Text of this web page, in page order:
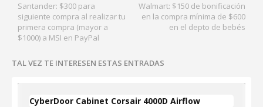
Walmart: $150 de bonificación
en la compra mínima de $600
en el depto de bebés
Santander: $300 para
siguiente compra al realizar tu
primera compra (mayor a
$1000) a MSI en PayPal
TAL VEZ TE INTERESEN ESTAS ENTRADAS
CyberDoor Cabinet Corsair 4000D Airflow